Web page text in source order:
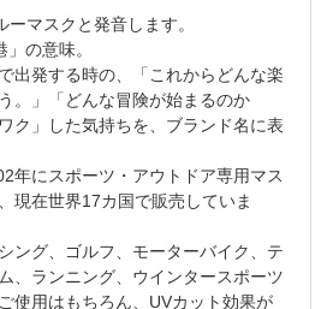
マスクと発音します。
の意味。
出発する時の、「これからどんな楽
。」「どんな冒険が始まるのか
ク」した気持ちを、ブランド名に表
年にスポーツ・アウトドア専用マス
現在世界17カ国で販売していま
ング、ゴルフ、モーターバイク、テ
、ランニング、ウインタースポーツ
使用はもちろん、UVカット効果が